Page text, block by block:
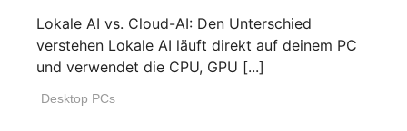
Lokale AI vs. Cloud-AI: Den Unterschied
verstehen Lokale AI läuft direkt auf deinem PC
und verwendet die CPU, GPU [...]
Desktop PCs